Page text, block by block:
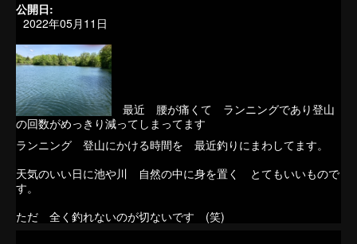
公開日:
2022年05月11日
最近 腰が痛くて ランニングであり登山
の回数がめっきり減ってしまってます
ランニング 登山にかける時間を 最近釣りにまわしてます。
天気のいい日に池や川 自然の中に身を置く とてもいいもので
す。
ただ 全く釣れないのが切ないです (笑)